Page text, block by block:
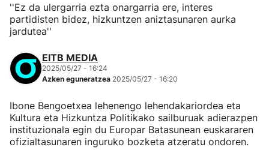
''Ez da ulergarria ezta onargarria ere, interes
partidisten bidez, hizkuntzen aniztasunaren aurka
jardutea''
EITB MEDIA
2025/05/27 - 16:24
Azken eguneratzea 2025/05/27 - 16:20
Ibone Bengoetxea lehenengo lehendakariordea eta
Kultura eta Hizkuntza Politikako sailburuak adierazpen
instituzionala egin du Europar Batasunean euskararen
ofizialtasunaren inguruko bozketa atzeratu ondoren.